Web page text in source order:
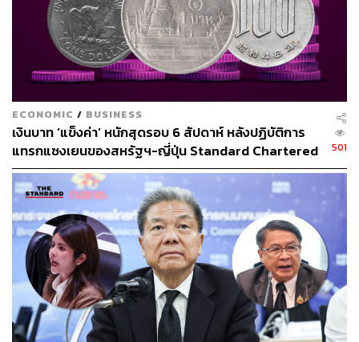
ECONOMIC / BUSINESS
เงินบาท ‘แข็งค่า’ หนักสุดรอบ 6 สัปดาห์ หลังปฏิบัติการ
แทรกแซงเยนของสหรัฐฯ-ญี่ปุ่น Standard Chartered
เปิดเป้าสิ้นปีนี้จ่อแข็งต่อแตะ 32.50 บาทต่อดอลลาร์
501